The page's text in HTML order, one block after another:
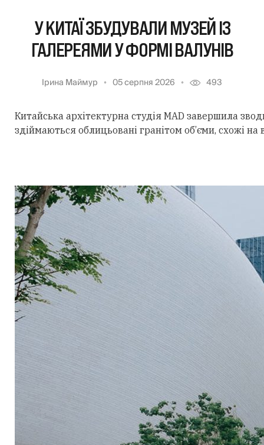
У КИТАЇ ЗБУДУВАЛИ МУЗЕЙ ІЗ
ГАЛЕРЕЯМИ У ФОРМІ ВАЛУНІВ
Ірина Маймур 05 серпня 2026 493
Китайська архітектурна студія MAD завершила
здіймаються облицьовані гранітом об’єми, схожі